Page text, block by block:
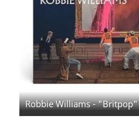
Robbie Williams - "Britpop"